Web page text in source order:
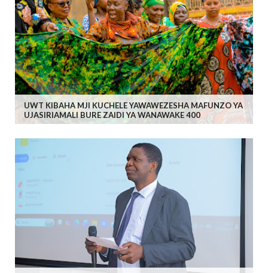
UWT KIBAHA MJI KUCHELE YAWAWEZESHA MAFUNZO YA
UJASIRIAMALI BURE ZAIDI YA WANAWAKE 400